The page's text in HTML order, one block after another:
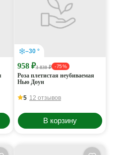
–30 °
958 ₽3 830 ₽ - 75 %
Роза плетистая неубиваемая
Нью Доун
5 12 отзывов
В корзину